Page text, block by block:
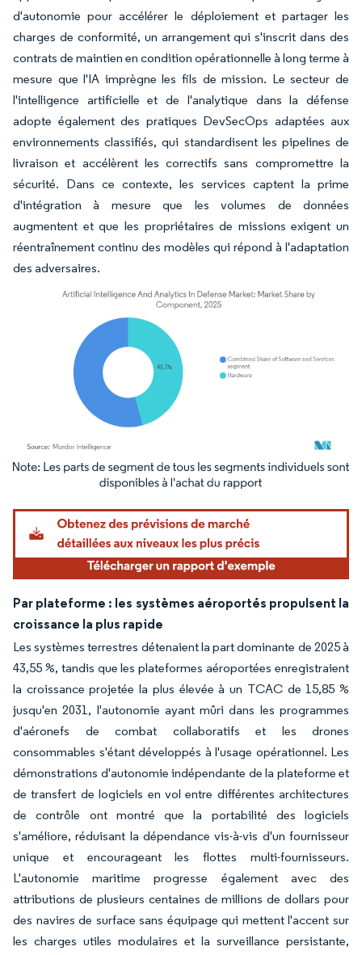
d'autonomie pour accélérer le déploiement et partager les
charges de conformité, un arrangement qui s'inscrit dans des
contrats de maintien en condition opérationnelle à long terme à
mesure que l'IA imprègne les fils de mission. Le secteur de
l'intelligence artificielle et de l'analytique dans la défense
adopte également des pratiques DevSecOps adaptées aux
environnements classifiés, qui standardisent les pipelines de
livraison et accélèrent les correctifs sans compromettre la
sécurité. Dans ce contexte, les services captent la prime
d'intégration à mesure que les volumes de données
augmentent et que les propriétaires de missions exigent un
réentraînement continu des modèles qui répond à l'adaptation
des adversaires.
Image © Mordor Intelligence. La réutilisation nécessite une attribution sous CC BY
Par plateforme : les systèmes aéroportés propulsent la
croissance la plus rapide
Les systèmes terrestres détenaient la part dominante de 2025 à
43,55 %, tandis que les plateformes aéroportées enregistraient
la croissance projetée la plus élevée à un TCAC de 15,85 %
jusqu'en 2031, l'autonomie ayant mûri dans les programmes
d'aéronefs de combat collaboratifs et les drones
consommables s'étant développés à l'usage opérationnel. Les
démonstrations d'autonomie indépendante de la plateforme et
de transfert de logiciels en vol entre différentes architectures
de contrôle ont montré que la portabilité des logiciels
s'améliore, réduisant la dépendance vis-à-vis d'un fournisseur
unique et encourageant les flottes multi-fournisseurs.
L'autonomie maritime progresse également avec des
attributions de plusieurs centaines de millions de dollars pour
des navires de surface sans équipage qui mettent l'accent sur
les charges utiles modulaires et la surveillance persistante,